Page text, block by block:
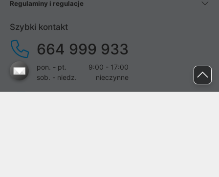
Regulaminy i regulacje
Szybki kontakt
664 999 933
pon. - pt.
9:00 - 17:00
sob. - niedz.
nieczynne